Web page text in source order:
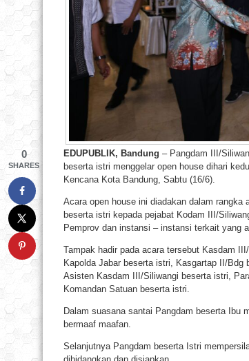
EDUPUBLIK, Bandung – Pangdam III/
beserta istri menggelar open house dihari
Kencana Kota Bandung, Sabtu (16/6).
Acara open house ini diadakan dalam
beserta istri kepada pejabat Kodam III/
Pemprov dan instansi – instansi terkait yang
Tampak hadir pada acara tersebut Kasdam
Kapolda Jabar beserta istri, Kasgartap II/
Asisten Kasdam III/Siliwangi beserta istri,
Komandan Satuan beserta istri.
Dalam suasana santai Pangdam beserta Ibu
bermaaf maafan.
Selanjutnya Pangdam beserta Istri
0
SHARES